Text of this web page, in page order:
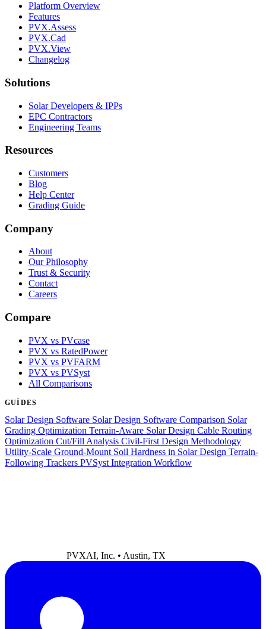
Platform Overview
Features
PVX.Assess
PVX.Cad
PVX.View
Changelog
Solutions
Solar Developers & IPPs
EPC Contractors
Engineering Teams
Resources
Customers
Blog
Help Center
Grading Guide
Company
About
Our Philosophy
Trust & Security
Contact
Careers
Compare
PVX vs PVcase
PVX vs RatedPower
PVX vs PVFARM
PVX vs PVSyst
All Comparisons
GUIDES
Solar Design Software Solar Design Software Comparison Solar
Grading Optimization Terrain-Aware Solar Design Cable Routing
Optimization Cut/Fill Analysis Civil-First Design Methodology
Utility-Scale Ground-Mount Soil Hardness in Solar Design Terrain-
Following Trackers PVSyst Integration Workflow
PVXAI, Inc. • Austin, TX